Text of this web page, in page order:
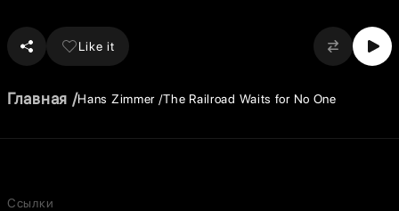
Like it
Главная Hans Zimmer The Railroad Waits for No One
Ссылки